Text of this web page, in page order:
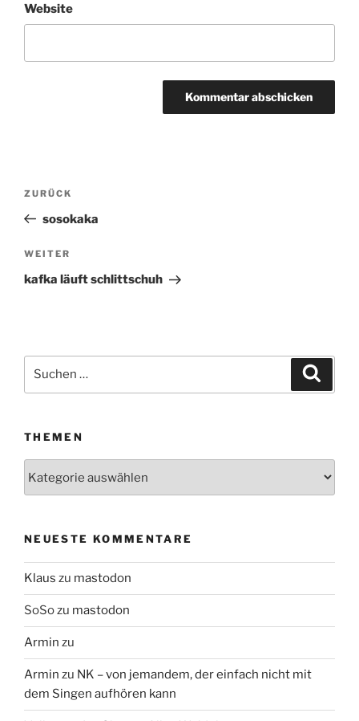
Website
Beitragsnavigation
Vorheriger
Beitrag
ZURÜCK
sosokaka
Nächster
Beitrag
WEITER
kafka läuft schlittschuh
Suchen
THEMEN
NEUESTE KOMMENTARE
Klaus zu mastodon
SoSozu mastodon
Armin zu
Armin zu NK – von jemandem, der einfach nicht mit
dem Singen aufhören kann